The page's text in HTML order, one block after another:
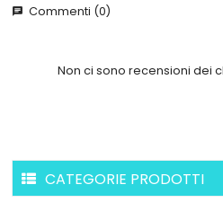
chat Commenti (0)
Non ci sono recensioni dei
CATEGORIE PRODOTTI